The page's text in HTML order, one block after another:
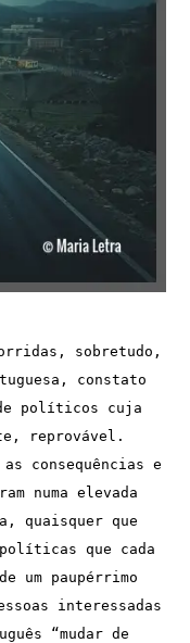
sobretudo,
constato
de políticos cuja
reprovável.
consequências e
numa elevada
quaisquer que
que cada
um paupérrimo
interessadas
“mudar de